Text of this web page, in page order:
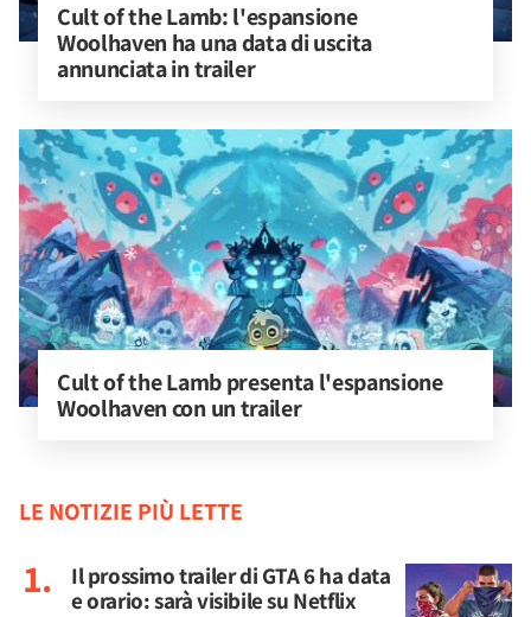
Cult of the Lamb: l'espansione
Woolhaven ha una data di uscita
annunciata in trailer
Cult of the Lamb presenta l'espansione
Woolhaven con un trailer
LE NOTIZIE PIÙ LETTE
Il prossimo trailer di GTA 6 ha data
e orario: sarà visibile su Netflix